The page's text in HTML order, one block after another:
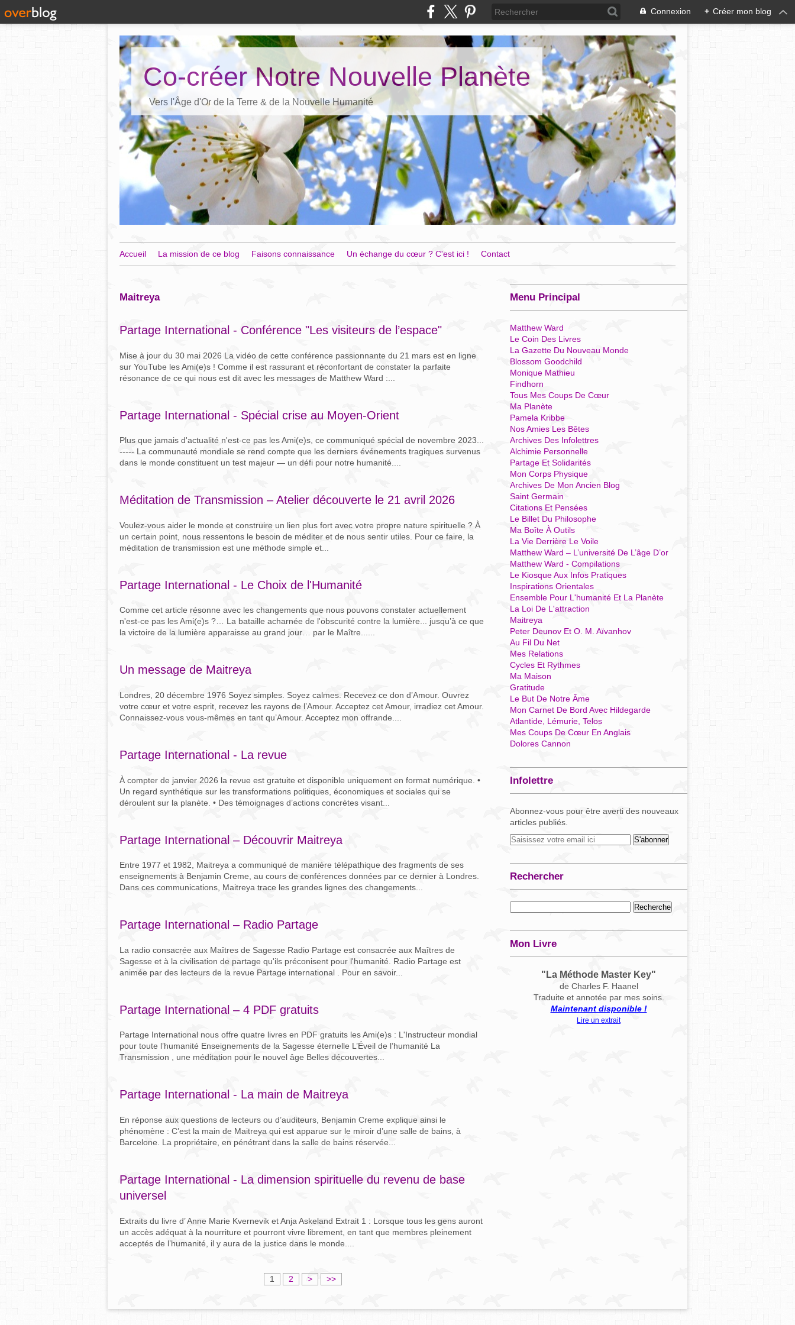
Connexion + Créer mon blog
Co-créer Notre Nouvelle Planète
Vers l'Âge d'Or de la Terre & de la Nouvelle Humanité
Accueil La mission de ce blog Faisons connaissance Un échange du cœur ? C'est ici ! Contact
maitreya
Partage International - Conférence "Les visiteurs de l’espace"
Mise à jour du 30 mai 2026 La vidéo de cette conférence passionnante du 21 mars est en ligne
sur YouTube les Ami(e)s ! Comme il est rassurant et réconfortant de constater la parfaite
résonance de ce qui nous est dit avec les messages de Matthew Ward :...
Partage International - Spécial crise au Moyen-Orient
Plus que jamais d'actualité n'est-ce pas les Ami(e)s, ce communiqué spécial de novembre 2023...
----- La communauté mondiale se rend compte que les derniers événements tragiques survenus
dans le monde constituent un test majeur — un défi pour notre humanité....
Méditation de Transmission – Atelier découverte le 21 avril 2026
Voulez-vous aider le monde et construire un lien plus fort avec votre propre nature spirituelle ? À
un certain point, nous ressentons le besoin de méditer et de nous sentir utiles. Pour ce faire, la
méditation de transmission est une méthode simple et...
Partage International - Le Choix de l'Humanité
Comme cet article résonne avec les changements que nous pouvons constater actuellement
n'est-ce pas les Ami(e)s ?… La bataille acharnée de l'obscurité contre la lumière... jusqu’à ce que
la victoire de la lumière apparaisse au grand jour… par le Maître......
Un message de Maitreya
Londres, 20 décembre 1976 Soyez simples. Soyez calmes. Recevez ce don d’Amour. Ouvrez
votre cœur et votre esprit, recevez les rayons de l’Amour. Acceptez cet Amour, irradiez cet Amour.
Connaissez-vous vous-mêmes en tant qu’Amour. Acceptez mon offrande....
Partage International - La revue
À compter de janvier 2026 la revue est gratuite et disponible uniquement en format numérique. •
Un regard synthétique sur les transformations politiques, économiques et sociales qui se
déroulent sur la planète. • Des témoignages d’actions concrètes visant...
Partage International – Découvrir Maitreya
Entre 1977 et 1982, Maitreya a communiqué de manière télépathique des fragments de ses
enseignements à Benjamin Creme, au cours de conférences données par ce dernier à Londres.
Dans ces communications, Maitreya trace les grandes lignes des changements...
Partage International – Radio Partage
La radio consacrée aux Maîtres de Sagesse Radio Partage est consacrée aux Maîtres de
Sagesse et à la civilisation de partage qu'ils préconisent pour l'humanité. Radio Partage est
animée par des lecteurs de la revue Partage international . Pour en savoir...
Partage International – 4 PDF gratuits
Partage International nous offre quatre livres en PDF gratuits les Ami(e)s : L'Instructeur mondial
pour toute l’humanité Enseignements de la Sagesse éternelle L’Éveil de l’humanité La
Transmission , une méditation pour le nouvel âge Belles découvertes...
Partage International - La main de Maitreya
En réponse aux questions de lecteurs ou d’auditeurs, Benjamin Creme explique ainsi le
phénomène : C’est la main de Maitreya qui est apparue sur le miroir d’une salle de bains, à
Barcelone. La propriétaire, en pénétrant dans la salle de bains réservée...
Partage International - La dimension spirituelle du revenu de base
universel
Extraits du livre d’ Anne Marie Kvernevik et Anja Askeland Extrait 1 : Lorsque tous les gens auront
un accès adéquat à la nourriture et pourront vivre librement, en tant que membres pleinement
acceptés de l’humanité, il y aura de la justice dans le monde....
1 2 > >>
Menu Principal
Matthew Ward
Le Coin Des Livres
La Gazette Du Nouveau Monde
Blossom Goodchild
Monique Mathieu
Findhorn
Tous Mes Coups De Cœur
Ma Planète
Pamela Kribbe
Nos Amies Les Bêtes
Archives Des Infolettres
Alchimie Personnelle
Partage Et Solidarités
Mon Corps Physique
Archives De Mon Ancien Blog
Saint Germain
Citations Et Pensées
Le Billet Du Philosophe
Ma Boîte À Outils
La Vie Derrière Le Voile
Matthew Ward – L’université De L’âge D’or
Matthew Ward - Compilations
Le Kiosque Aux Infos Pratiques
Inspirations Orientales
Ensemble Pour L'humanité Et La Planète
La Loi De L'attraction
Maitreya
Peter Deunov Et O. M. Aïvanhov
Au Fil Du Net
Mes Relations
Cycles Et Rythmes
Ma Maison
Gratitude
Le But De Notre Âme
Mon Carnet De Bord Avec Hildegarde
Atlantide, Lémurie, Telos
Mes Coups De Cœur En Anglais
Dolores Cannon
Infolettre
Abonnez-vous pour être averti des nouveaux
articles publiés.
Rechercher
Mon Livre
"La Méthode Master Key"
de Charles F. Haanel
Traduite et annotée par mes soins.
Maintenant disponible !
Lire un extrait